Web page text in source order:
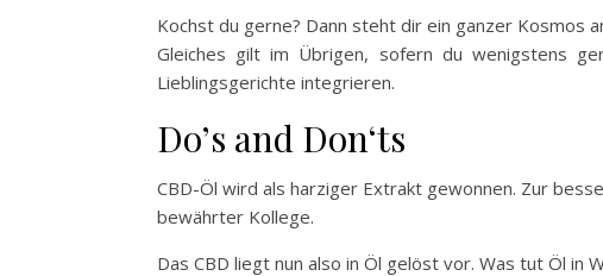
Kochst du gerne? Dann steht dir ein ganzer Kosmos
Gleiches gilt im Übrigen, sofern du wenigstens
Lieblingsgerichte integrieren.
Do’s and Don‘ts
CBD-Öl wird als harziger Extrakt gewonnen. Zur
bewährter Kollege.
Das CBD liegt nun also in Öl gelöst vor. Was tut Öl in